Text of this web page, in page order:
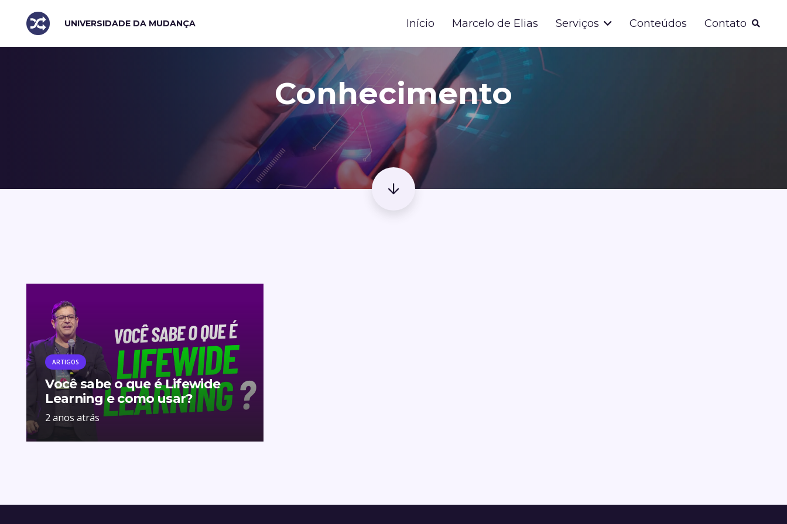
UNIVERSIDADE DA MUDANÇA Início Marcelo de Elias Serviços Conteúdos Contato
Conhecimento
ARTIGOS
Você sabe o que é Lifewide
Learning e como usar?
2 anos atrás